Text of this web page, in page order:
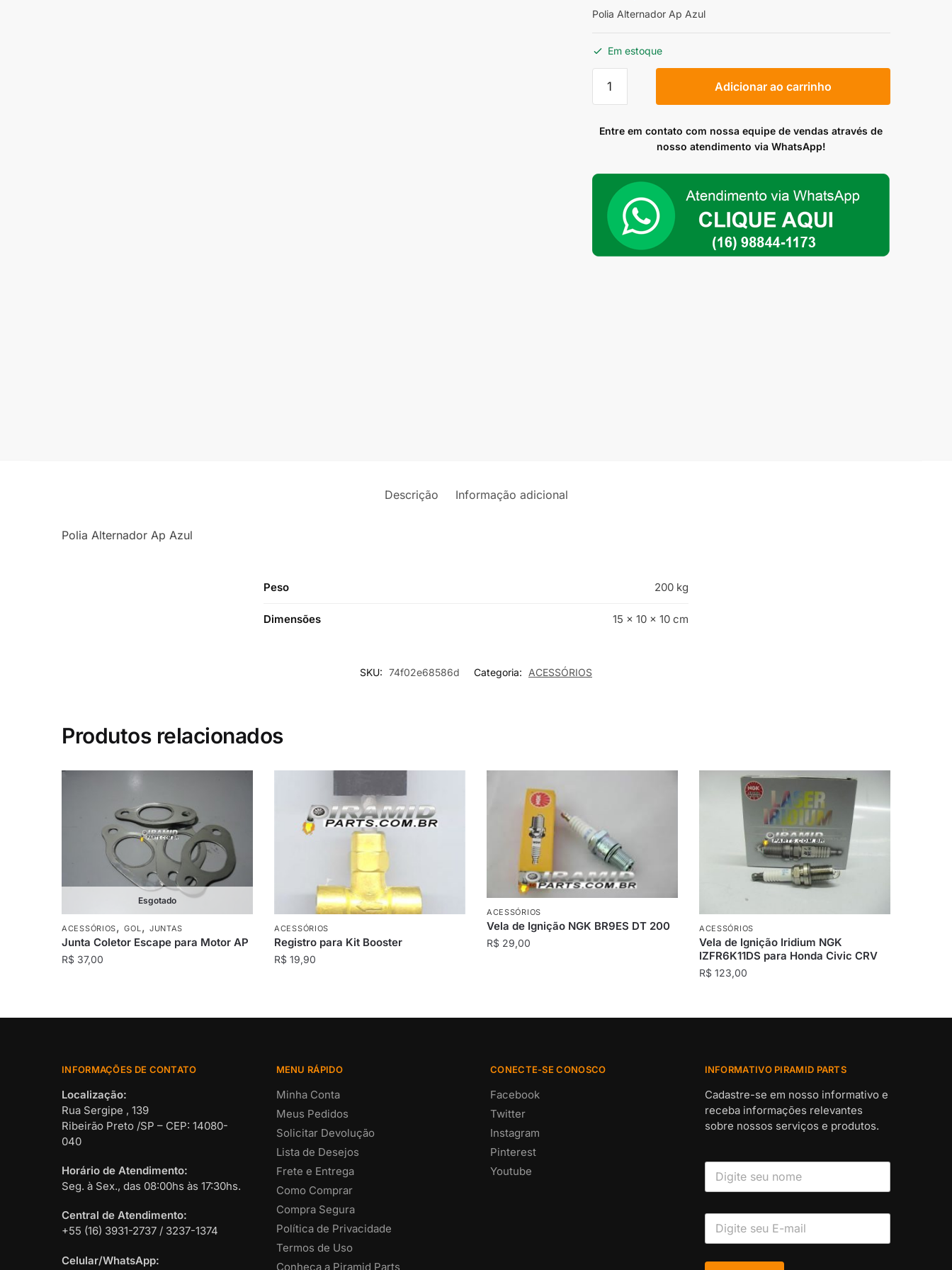
Polia Alternador Ap Azul
Em estoque
Alternador
Azul
Adicionar ao carrinho
Entre em contato com nossa equipe de vendas através de
nosso atendimento via WhatsApp!
Descrição Informação adicional
Polia Alternador Ap Azul
Peso 200 kg
Dimensões 15 × 10 × 10 cm
SKU: 74f02e68586d Categoria: ACESSÓRIOS
Produtos relacionados
Esgotado
ACESSÓRIOS,GOL , JUNTAS
Junta Coletor Escape para Motor AP
R$ 37,00
ACESSÓRIOS
Registro para Kit Booster
R$ 19,90
ACESSÓRIOS
Vela de Ignição NGK BR9ES DT 200
R$29,00
ACESSÓRIOS
Vela de Ignição Iridium NGK
IZFR6K11DS para Honda Civic CRV
R$123,00
INFORMAÇÕES DE CONTATO
Localização:
Rua Sergipe , 139
Ribeirão Preto /SP – CEP: 14080-
040
Horário de Atendimento:
Seg. à Sex., das 08:00hs às 17:30hs.
Central de Atendimento:
+55 (16) 3931-2737 / 3237-1374
Celular/WhatsApp:
MENU RÁPIDO
Minha Conta
Meus Pedidos
Solicitar Devolução
Lista de Desejos
Frete e Entrega
Como Comprar
Compra Segura
Política de Privacidade
Termos de Uso
Conheça a Piramid Parts
CONECTE-SE CONOSCO
Facebook
Twitter
Instagram
Pinterest
Youtube
INFORMATIVO PIRAMID PARTS
Cadastre-se em nosso informativo e
receba informações relevantes
sobre nossos serviços e produtos.